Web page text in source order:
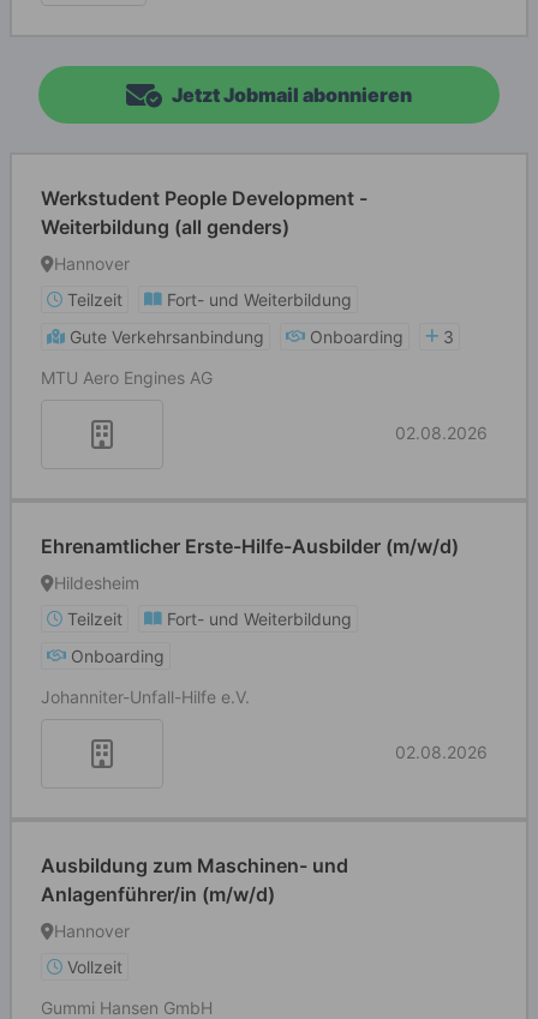
Jetzt Jobmail abonnieren
Werkstudent People Development -
Weiterbildung (all genders)
Hannover
Teilzeit
Fort- und Weiterbildung
Gute Verkehrsanbindung
Onboarding
3
MTU Aero Engines AG
02.08.2026
Ehrenamtlicher Erste-Hilfe-Ausbilder (m/w/d)
Hildesheim
Teilzeit
Fort- und Weiterbildung
Onboarding
Johanniter-Unfall-Hilfe e.V.
02.08.2026
Ausbildung zum Maschinen- und
Anlagenführer/in (m/w/d)
Hannover
Vollzeit
Gummi Hansen GmbH